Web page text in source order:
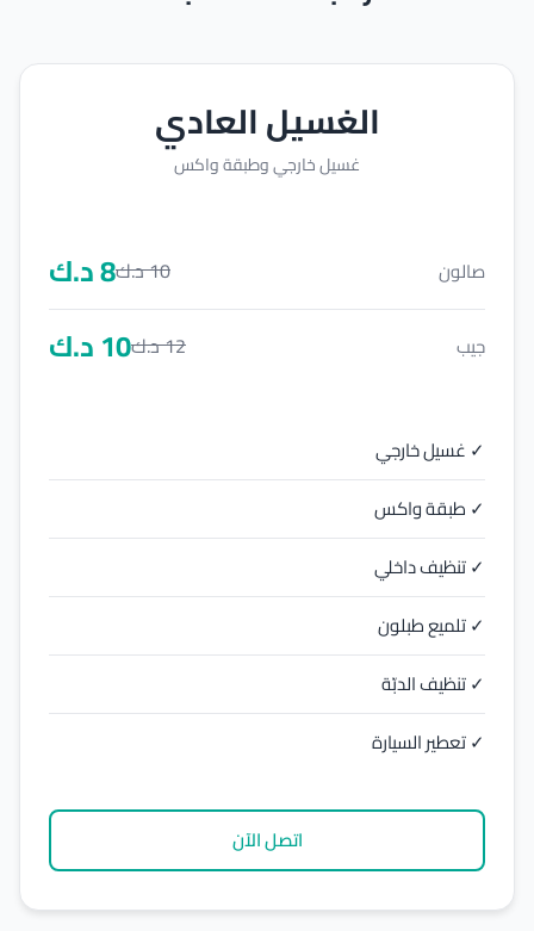
الغسيل العادي
غسيل خارجي وطبقة واكس
صالون 10د.ك8د.ك
جيب 12د.ك10د.ك
✓ غسيل خارجي
✓ طبقة واكس
✓ تنظيف داخلي
✓ تلميع طبلون
✓ تنظيف الدبّة
✓ تعطير السيارة
اتصل الآن